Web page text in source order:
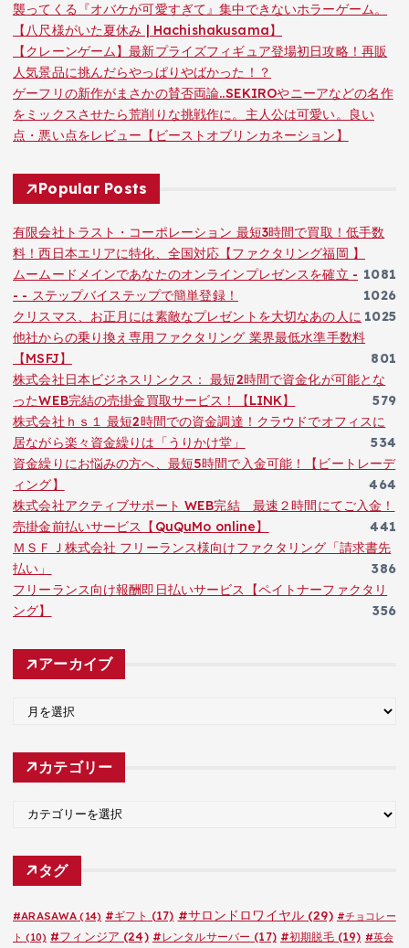
襲ってくる『オバケが可愛すぎて』集中できないホラーゲーム。
【八尺様がいた夏休み | Hachishakusama】
【クレーンゲーム】最新プライズフィギュア登場初日攻略！再販
人気景品に挑んだらやっぱりやばかった！？
ゲーフリの新作がまさかの賛否両論..SEKIROやニーアなどの名作
をミックスさせたら荒削りな挑戦作に。主人公は可愛い。良い
点・悪い点をレビュー【ビーストオブリンカネーション】
Popular Posts
有限会社トラスト・コーポレーション 最短3時間で買取！低手数
料！西日本エリアに特化、全国対応【ファクタリング福岡 】
1081
ムームードメインであなたのオンラインプレゼンスを確立 -
- - ステップバイステップで簡単登録！
1026
クリスマス、お正月には素敵なプレゼントを大切なあの人に 1025
他社からの乗り換え専用ファクタリング 業界最低水準手数料
【MSFJ】
801
株式会社日本ビジネスリンクス： 最短2時間で資金化が可能とな
ったWEB完結の売掛金買取サービス！【LINK】
579
株式会社ｈｓ１ 最短2時間での資金調達！クラウドでオフィスに
居ながら楽々資金繰りは「うりかけ堂」
534
資金繰りにお悩みの方へ、最短5時間で入金可能！【ビートレーデ
ィング】
464
株式会社アクティブサポート WEB完結 最速２時間にてご入金！
売掛金前払いサービス【QuQuMo online】
441
ＭＳＦＪ株式会社 フリーランス様向けファクタリング「請求書先
払い」
386
フリーランス向け報酬即日払いサービス【ペイトナーファクタリ
ング】
356
アーカイブ
カ
カテゴリー
ゴ
タグ
#ARASAWA (14) #ギフト (17) #サロンドロワイヤル(29) #チョコレー
ト (10) #フィンジア (24) #レンタルサーバー (17) #初期脱毛(19) #英会